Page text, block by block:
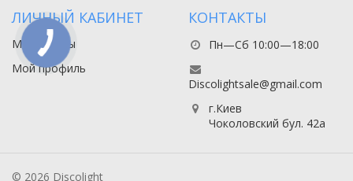
ЛИЧНЫЙ КАБИНЕТ
Мои заказы
Мой профиль
КОНТАКТЫ
Пн—Сб 10:00—18:00
Discolightsale@gmail.com
г.Киев
Чоколовский бул. 42а
© 2026 Discolight